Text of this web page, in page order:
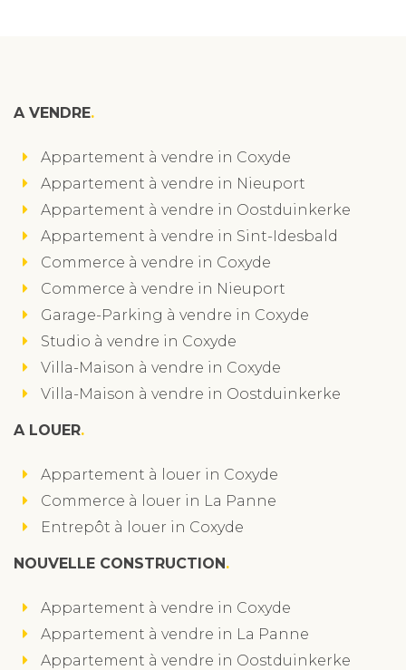
A VENDRE
Appartement à vendre in Coxyde
Appartement à vendre in Nieuport
Appartement à vendre in Oostduinkerke
Appartement à vendre in Sint-Idesbald
Commerce à vendre in Coxyde
Commerce à vendre in Nieuport
Garage-Parking à vendre in Coxyde
Studio à vendre in Coxyde
Villa-Maison à vendre in Coxyde
Villa-Maison à vendre in Oostduinkerke
A LOUER
Appartement à louer in Coxyde
Commerce à louer in La Panne
Entrepôt à louer in Coxyde
NOUVELLE CONSTRUCTION
Appartement à vendre in Coxyde
Appartement à vendre in La Panne
Appartement à vendre in Oostduinkerke